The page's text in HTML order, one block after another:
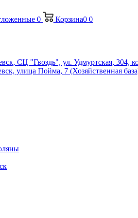
0 Корзина0 0
СЦ "Гвоздь", ул. Удмуртская, 304,
улица Пойма, 7 (Хозяйственная